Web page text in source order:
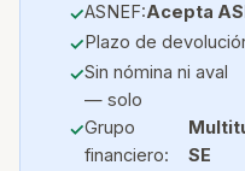
ASNEF:Acepta
Plazo de
Sin nómina ni aval
— solo
Grupo
financiero:
SE